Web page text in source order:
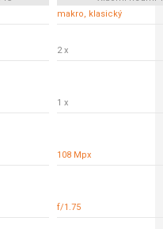
makro, klasický
2 x
1 x
108 Mpx
f/1.75